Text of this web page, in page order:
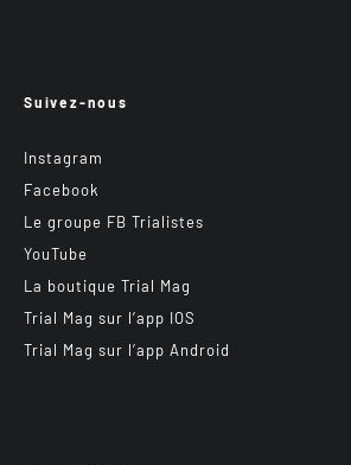
Suivez-nous
Instagram
Facebook
Le groupe FB Trialistes
YouTube
La boutique Trial Mag
Trial Mag sur l’app IOS
Trial Mag sur l’app Android